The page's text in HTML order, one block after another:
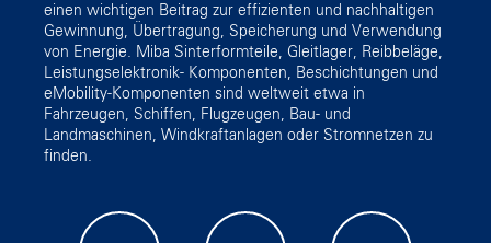
einen wichtigen Beitrag zur effizienten und nachhaltigen
Gewinnung, Übertragung, Speicherung und Verwendung
von Energie. Miba Sinterformteile, Gleitlager, Reibbeläge,
Leistungselektronik- Komponenten, Beschichtungen und
eMobility-Komponenten sind weltweit etwa in
Fahrzeugen, Schiffen, Flugzeugen, Bau- und
Landmaschinen, Windkraftanlagen oder Stromnetzen zu
finden.